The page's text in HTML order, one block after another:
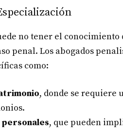
no tener el
penal. Los abogados
como:
, donde se requiere
, que pueden